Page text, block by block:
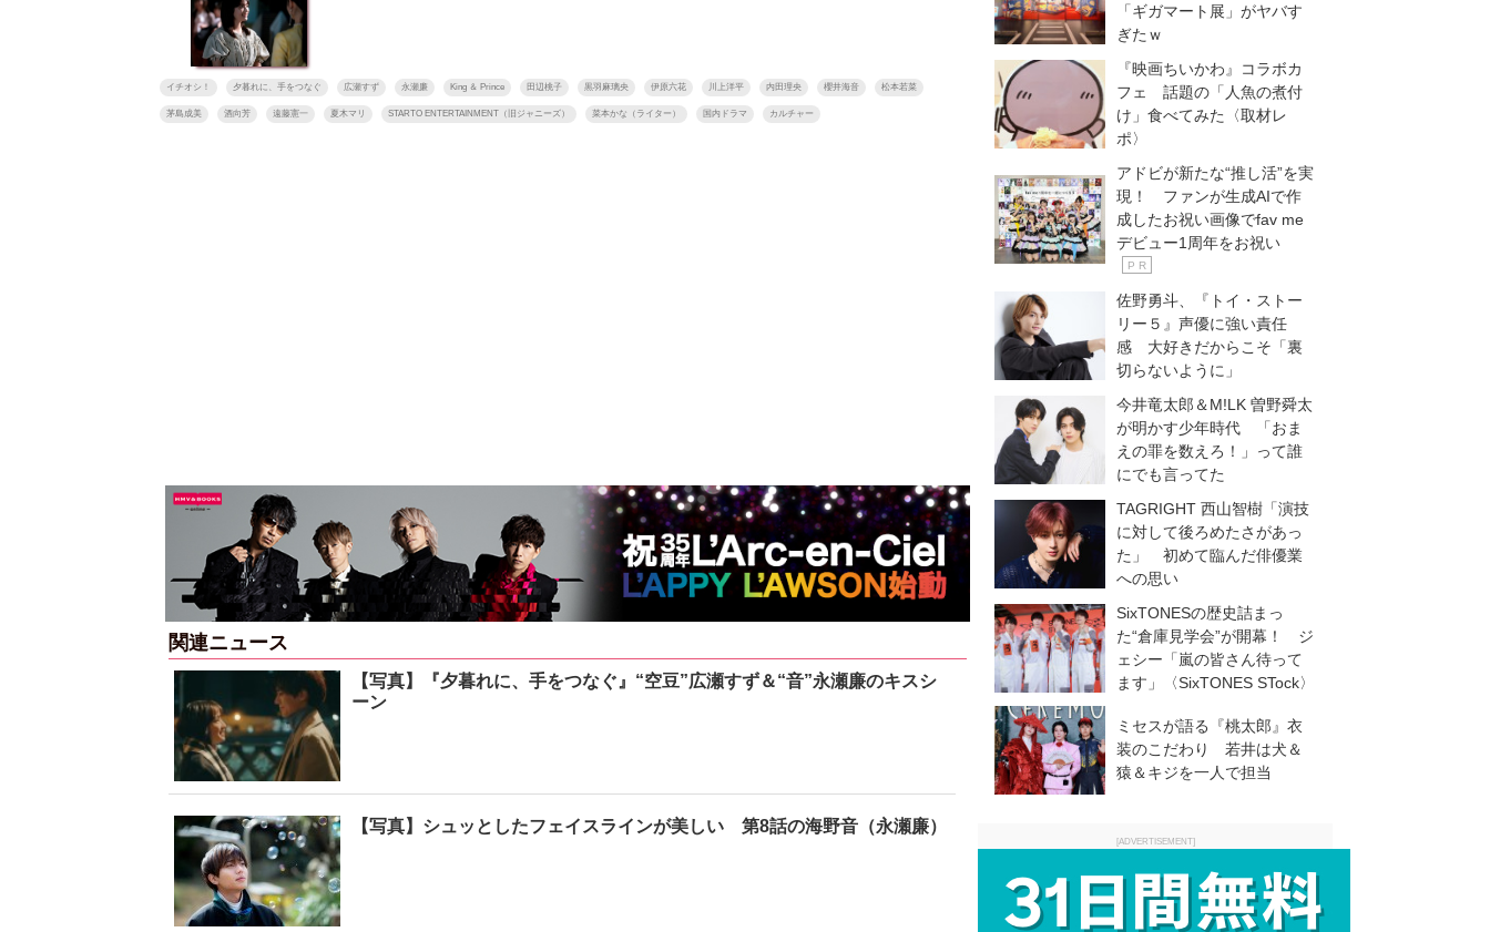
イチオシ！ 夕暮れに、手をつなぐ 広瀬すず 永瀬廉 King ＆ Prince 田辺桃子 黒羽麻璃央 伊原六花 川上洋平 内田理央 櫻井海音 松本若菜
茅島成美 酒向芳 遠藤憲一 夏木マリ STARTO ENTERTAINMENT（旧ジャニーズ） 菜本かな（ライター） 国内ドラマ カルチャー
関連ニュース
【写真】『夕暮れに、手をつなぐ』“空豆”広瀬すず＆“音”永瀬廉のキスシ
ーン
【写真】シュッとしたフェイスラインが美しい 第8話の海野音（永瀬廉）
「ギガマート展」がヤバす
ぎたｗ
『映画ちいかわ』コラボカ
フェ 話題の「人魚の煮付
け」食べてみた〈取材レ
ポ〉
アドビが新たな“推し活”を実
現！ ファンが生成AIで作
成したお祝い画像でfav me
デビュー1周年をお祝い
P R
佐野勇斗、『トイ・ストー
リー５』声優に強い責任
感 大好きだからこそ「裏
切らないように」
今井竜太郎＆M!LK 曽野舜太
が明かす少年時代 「おま
えの罪を数えろ！」って誰
にでも言ってた
TAGRIGHT 西山智樹「演技
に対して後ろめたさがあっ
た」 初めて臨んだ俳優業
への思い
SixTONESの歴史詰まっ
た“倉庫見学会”が開幕！ ジ
ェシー「嵐の皆さん待って
ます」〈SixTONES STock〉
ミセスが語る『桃太郎』衣
装のこだわり 若井は犬＆
猿＆キジを一人で担当
[ADVERTISEMENT]